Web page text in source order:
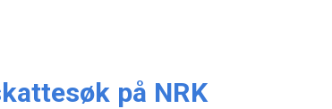
på NRK